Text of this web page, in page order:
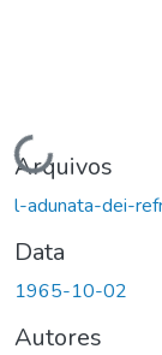
Carregando...
Arquivos
l-adunata-dei-
Data
1965-10-02
Autores